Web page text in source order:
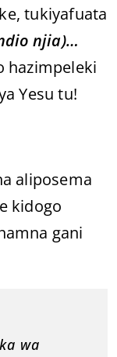
tukiyafuata
njia)…
hazimpeleki
Yesu tu!
aliposema
kidogo
gani
wa